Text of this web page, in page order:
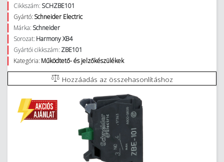
Cikkszám: SCHZBE101
Gyártó: Schneider Electric
Márka: Schneider
Sorozat: Harmony XB4
Gyártói cikkszám: ZBE101
Kategória: Működtető- és jelzőkészülékek
Hozzáadás az összehasonlításhoz